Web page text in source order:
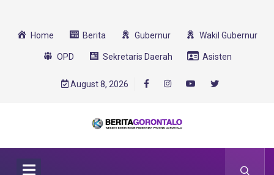
Home Berita Gubernur Wakil Gubernur
OPD Sekretaris Daerah Asisten
August 8, 2026